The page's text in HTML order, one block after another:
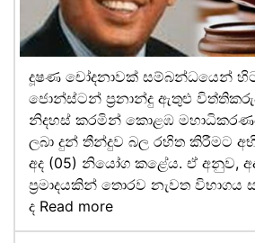
දූෂණ චෝදනාවක් සම්බන්ධයෙන්
ජොන්ස්ටන් ප්‍රනාන්දු ඇතුළු
නිදහස් කරමින් කොළඹ
ලබා දුන් තීන්දුව බල රහිත කිරීමට
අද (05) නියෝග කළේය. ඒ අනුව,
ප්‍රමාදයකින් තොරව නැවත විභාගය
ද Read more